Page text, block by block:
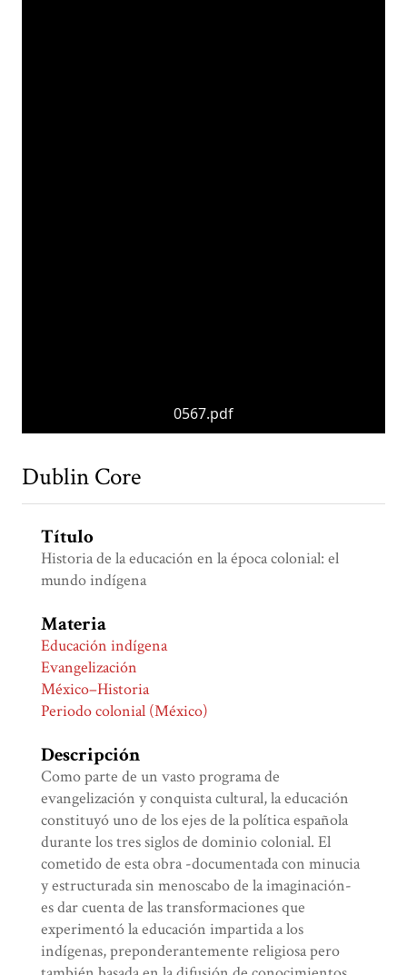
0567.pdf
Dublin Core
Título
Historia de la educación en la época colonial: el
mundo indígena
Materia
Educación indígena
Evangelización
México–Historia
Periodo colonial (México)
Descripción
Como parte de un vasto programa de
evangelización y conquista cultural, la educación
constituyó uno de los ejes de la política española
durante los tres siglos de dominio colonial. El
cometido de esta obra -documentada con minucia
y estructurada sin menoscabo de la imaginación-
es dar cuenta de las transformaciones que
experimentó la educación impartida a los
indígenas, preponderantemente religiosa pero